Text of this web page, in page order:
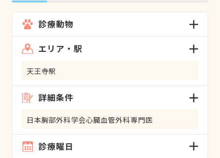
診療動物
エリア・駅
天王寺駅
詳細条件
日本胸部外科学会心臓血管外科専門医
診療曜日